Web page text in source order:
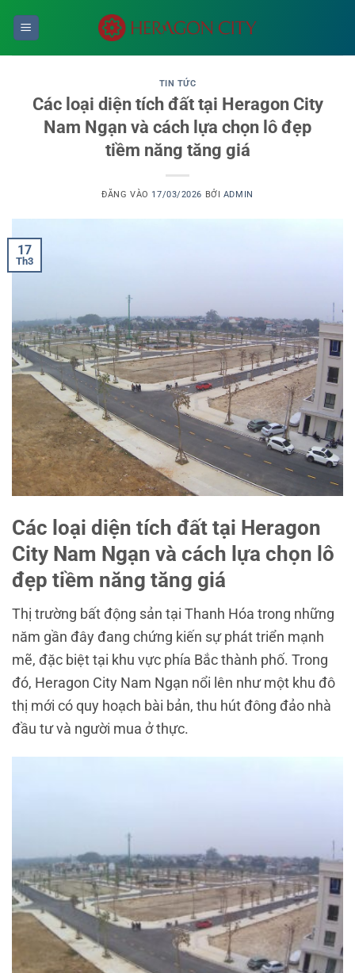
TIN TỨC
Các loại diện tích đất tại Heragon City
Nam Ngạn và cách lựa chọn lô đẹp
tiềm năng tăng giá
ĐĂNG VÀO 17/03/2026 BỞI ADMIN
17
Th3
Các loại diện tích đất tại Heragon
City Nam Ngạn và cách lựa chọn lô
đẹp tiềm năng tăng giá
Thị trường bất động sản tại Thanh Hóa trong những
năm gần đây đang chứng kiến sự phát triển mạnh
mẽ, đặc biệt tại khu vực phía Bắc thành phố. Trong
đó, Heragon City Nam Ngạn nổi lên như một khu đô
thị mới có quy hoạch bài bản, thu hút đông đảo nhà
đầu tư và người mua ở thực.